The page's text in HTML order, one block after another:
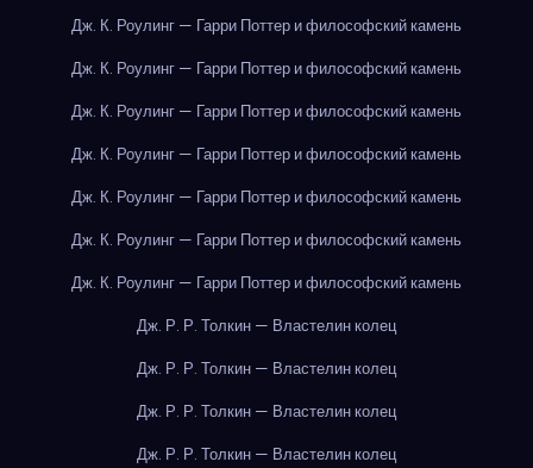
Дж. К. Роулинг — Гарри Поттер и философский камень
Дж. К. Роулинг — Гарри Поттер и философский камень
Дж. К. Роулинг — Гарри Поттер и философский камень
Дж. К. Роулинг — Гарри Поттер и философский камень
Дж. К. Роулинг — Гарри Поттер и философский камень
Дж. К. Роулинг — Гарри Поттер и философский камень
Дж. К. Роулинг — Гарри Поттер и философский камень
Дж. Р. Р. Толкин — Властелин колец
Дж. Р. Р. Толкин — Властелин колец
Дж. Р. Р. Толкин — Властелин колец
Дж. Р. Р. Толкин — Властелин колец